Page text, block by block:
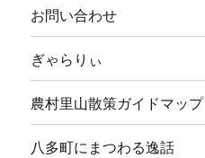
お問い合わせ
ぎゃらりぃ
農村里山散策ガイドマップ
八多町にまつわる逸話